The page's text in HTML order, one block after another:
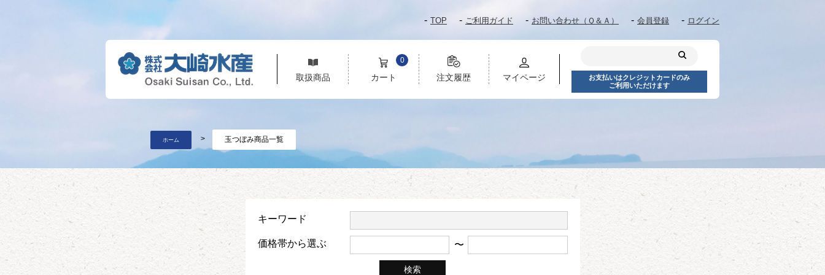
TOP ご利用ガイド お問い合わせ（Ｑ＆Ａ） 会員登録 ログイン
取扱商品 カート
0
注文履歴 マイページ
お支払いはクレジットカードのみ
ご利用いただけます
ホーム 玉つぼみ商品一覧
キーワード
価格帯から選ぶ 〜
検索